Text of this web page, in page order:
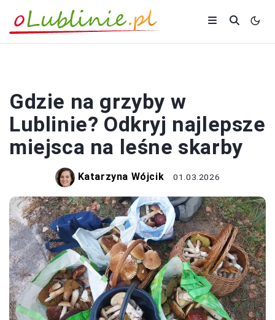
Gdzie na grzyby w
Lublinie? Odkryj najlepsze
miejsca na leśne skarby
Katarzyna Wójcik 01.03.2026